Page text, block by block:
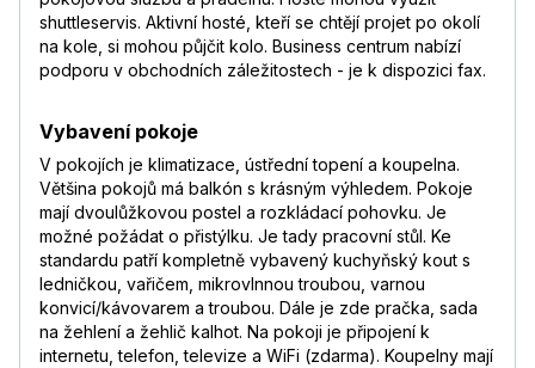
shuttleservis. Aktivní hosté, kteří se chtějí projet po okolí
na kole, si mohou půjčit kolo. Business centrum nabízí
podporu v obchodních záležitostech - je k dispozici fax.
Vybavení pokoje
V pokojích je klimatizace, ústřední topení a koupelna.
Většina pokojů má balkón s krásným výhledem. Pokoje
mají dvoulůžkovou postel a rozkládací pohovku. Je
možné požádat o přistýlku. Je tady pracovní stůl. Ke
standardu patří kompletně vybavený kuchyňský kout s
ledničkou, vařičem, mikrovlnnou troubou, varnou
konvicí/kávovarem a troubou. Dále je zde pračka, sada
na žehlení a žehlič kalhot. Na pokoji je připojení k
internetu, telefon, televize a WiFi (zdarma). Koupelny mají